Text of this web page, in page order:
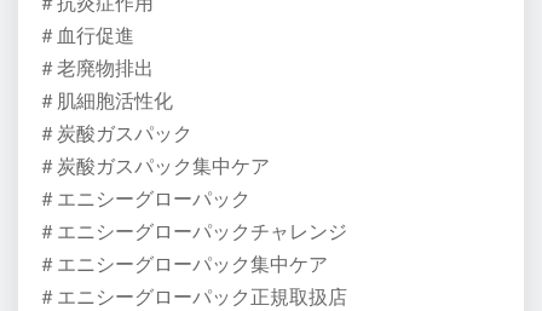
＃血行促進
＃老廃物排出
＃肌細胞活性化
＃炭酸ガスパック
＃炭酸ガスパック集中ケア
＃エニシーグローパック
＃エニシーグローパックチャレンジ
＃エニシーグローパック集中ケア
＃エニシーグローパック正規取扱店